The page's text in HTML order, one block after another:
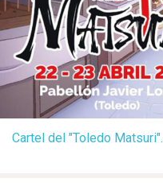
Cartel del "Toledo Matsuri".